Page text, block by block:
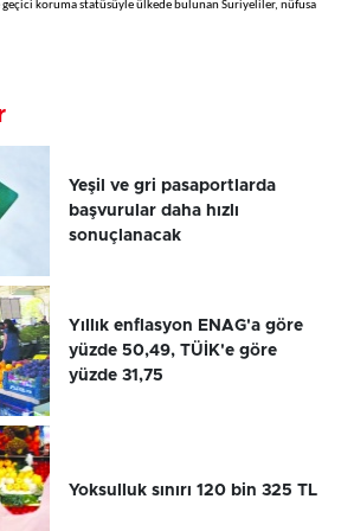
koruma statüsüyle ülkede bulunan Suriyeliler, nüfusa
Yeşil ve gri pasaportlarda
başvurular daha hızlı
sonuçlanacak
Yıllık enflasyon ENAG'a göre
yüzde 50,49, TÜİK'e göre
yüzde 31,75
Yoksulluk sınırı 120 bin 325 TL